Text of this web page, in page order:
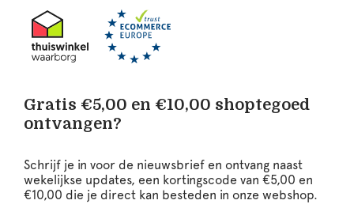
Gratis €5,00 en €10,00 shoptegoed
ontvangen?
Schrijf je in voor de nieuwsbrief en ontvang naast
wekelijkse updates, een kortingscode van €5,00 en
€10,00 die je direct kan besteden in onze webshop.